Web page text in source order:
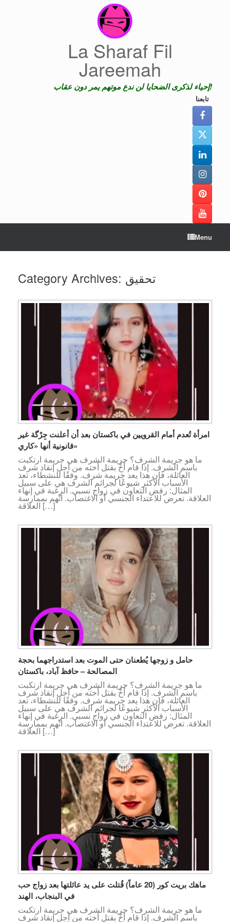
La Sharaf Fil
Jareemah
إحياء لذكرى الضحايا لن ندع موتهم يمر دون عقاب!
تابعنا
Menu
Category Archives: تحقيق
امرأة تُعدم أمام القرويين في باكستان بعد أن أعلنت جِرْگة غير
قانونية أنها «كاري»
ما هو جريمة الشرف؟ جريمة الشرف هي جريمة ارتكبت
باسم الشرف. إذا قام أخٌ بقتل أخته من أجل إنقاذ شرف
العائلة، فإن هذا يعد جريمة شرف. وفقًا للنشطاء، تعد
الأسباب الأكثر شيوعًا لجرائم الشرف هي على سبيل
المثال: رفض التعاون في زواج نسبي. الرغبة في إنهاء
العلاقة. تعرض للاعتداء الجنسي أو الاغتصاب. اتُهم بممارسة
العلاقة […]
حامل و زوجها يُطعنان حتى الموت بعد استدراجهما بحجة
المصالحة – حافظ آباد، باكستان
ما هو جريمة الشرف؟ جريمة الشرف هي جريمة ارتكبت
باسم الشرف. إذا قام أخٌ بقتل أخته من أجل إنقاذ شرف
العائلة، فإن هذا يعد جريمة شرف. وفقًا للنشطاء، تعد
الأسباب الأكثر شيوعًا لجرائم الشرف هي على سبيل
المثال: رفض التعاون في زواج نسبي. الرغبة في إنهاء
العلاقة. تعرض للاعتداء الجنسي أو الاغتصاب. اتُهم بممارسة
العلاقة […]
ماهك بريت كور (20 عاماً) قُتلت على يد عائلتها بعد زواج حب
في البنجاب، الهند
ما هو جريمة الشرف؟ جريمة الشرف هي جريمة ارتكبت
باسم الشرف. إذا قام أخٌ بقتل أخته من أجل إنقاذ شرف